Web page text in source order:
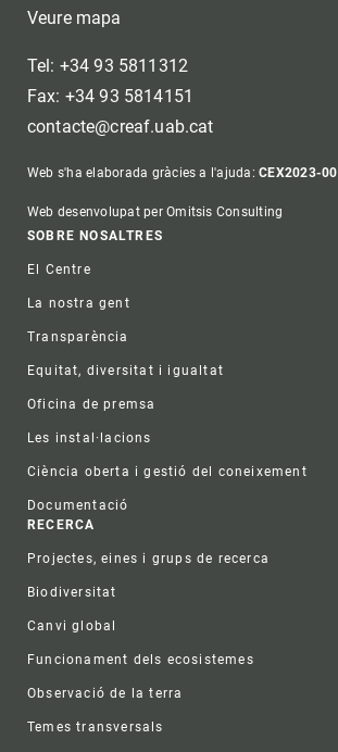
Veure mapa
Tel: +34 93 5811312
Fax: +34 93 5814151
contacte@creaf.uab.cat
Web s'ha elaborada gràcies a l'ajuda:CEX2023-
Web desenvolupat per Omitsis Consulting
Footer
SOBRE NOSALTRES
El Centre
La nostra gent
Transparència
Equitat, diversitat i igualtat
Oficina de premsa
Les instal·lacions
Ciència oberta i gestió del coneixement
Documentació
RECERCA
Projectes, eines i grups de recerca
Biodiversitat
Canvi global
Funcionament dels ecosistemes
Observació de la terra
Temes transversals